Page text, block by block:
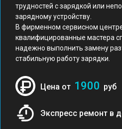
трудностей с зарядкой или
зарядному устройству.
В фирменном сервисном
квалифицированные мастера
надежно выполнить замену
стабильную работу зарядки.
Цена от 1900 руб
Экспресс ремонт в